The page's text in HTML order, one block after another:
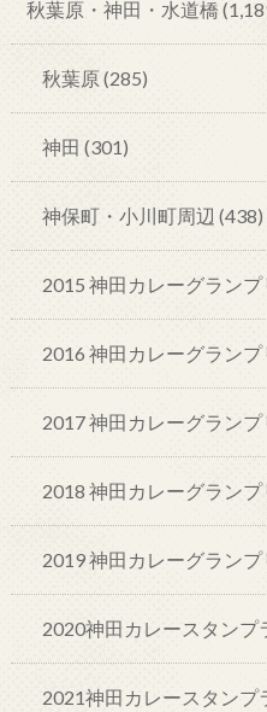
秋葉原・神田・水道橋
秋葉原 (285)
神田 (301)
神保町・小川町周辺 (438)
2015 神田カレーグラン
2016 神田カレーグラン
2017 神田カレーグラン
2018 神田カレーグラン
2019 神田カレーグラン
2020神田カレースタンプ
2021神田カレースタンプ